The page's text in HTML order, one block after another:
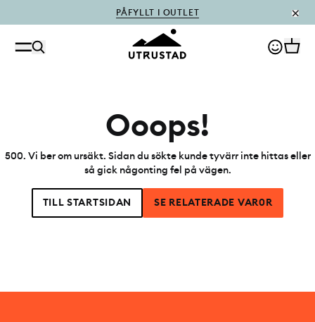
PÅFYLLT I OUTLET
Ooops!
500. Vi ber om ursäkt. Sidan du sökte kunde tyvärr inte hittas eller
så gick någonting fel på vägen.
TILL STARTSIDAN SE RELATERADE VAR0R